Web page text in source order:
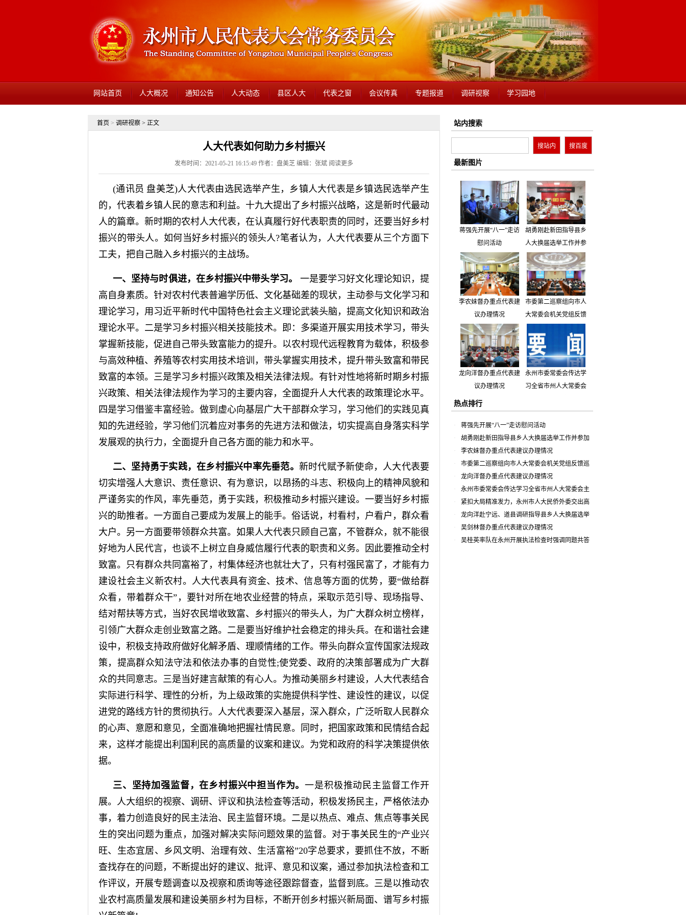
网站首页 人大概况 通知公告 人大动态 县区人大 代表之窗 会议传真 专题报道 调研视察 学习园地
首页 > 调研视察 > 正文
人大代表如何助力乡村振兴
发布时间：2021-05-21 16:15:49 作者：盘美芝 编辑：张斌 阅读更多
(通讯员 盘美芝)人大代表由选民选举产生，乡镇人大代表是乡镇选民选举产生
的，代表着乡镇人民的意志和利益。十九大提出了乡村振兴战略，这是新时代最动
人的篇章。新时期的农村人大代表，在认真履行好代表职责的同时，还要当好乡村
振兴的带头人。如何当好乡村振兴的领头人?笔者认为，人大代表要从三个方面下
工夫，把自己融入乡村振兴的主战场。
一、坚持与时俱进，在乡村振兴中带头学习。
一是要学习好文化理论知识，提
高自身素质。针对农村代表普遍学历低、文化基础差的现状，主动参与文化学习和
理论学习，用习近平新时代中国特色社会主义理论武装头脑，提高文化知识和政治
理论水平。二是学习乡村振兴相关技能技术。即：多渠道开展实用技术学习，带头
掌握新技能，促进自己带头致富能力的提升。以农村现代远程教育为载体，积极参
与高效种植、养殖等农村实用技术培训，带头掌握实用技术，提升带头致富和带民
致富的本领。三是学习乡村振兴政策及相关法律法规。有针对性地将新时期乡村振
兴政策、相关法律法规作为学习的主要内容，全面提升人大代表的政策理论水平。
四是学习借鉴丰富经验。做到虚心向基层广大干部群众学习，学习他们的实践见真
知的先进经验，学习他们沉着应对事务的先进方法和做法，切实提高自身落实科学
发展观的执行力，全面提升自己各方面的能力和水平。
二、坚持勇于实践，在乡村振兴中率先垂范。 新时代赋予新使命，人大代表要
切实增强人大意识、责任意识、有为意识，以昂扬的斗志、积极向上的精神风貌和
严谨务实的作风，率先垂范，勇于实践，积极推动乡村振兴建设。一要当好乡村振
兴的助推者。一方面自己要成为发展上的能手。俗话说，村看村，户看户，群众看
大户。另一方面要带领群众共富。如果人大代表只顾自己富，不管群众，就不能很
好地为人民代言，也谈不上树立自身威信履行代表的职责和义务。因此要推动全村
致富。只有群众共同富裕了，村集体经济也就壮大了，只有村强民富了，才能有力
建设社会主义新农村。人大代表具有资金、技术、信息等方面的优势，要“做给群
众看，带着群众干”，要针对所在地农业经营的特点，采取示范引导、现场指导、
结对帮扶等方式，当好农民增收致富、乡村振兴的带头人，为广大群众树立榜样，
引领广大群众走创业致富之路。二是要当好维护社会稳定的排头兵。在和谐社会建
设中，积极支持政府做好化解矛盾、理顺情绪的工作。带头向群众宣传国家法规政
策，提高群众知法守法和依法办事的自觉性;使党委、政府的决策部署成为广大群
众的共同意志。三是当好建言献策的有心人。为推动美丽乡村建设，人大代表结合
实际进行科学、理性的分析，为上级政策的实施提供科学性、建设性的建议，以促
进党的路线方针的贯彻执行。人大代表要深入基层，深入群众，广泛听取人民群众
的心声、意愿和意见，全面准确地把握社情民意。同时，把国家政策和民情结合起
来，这样才能提出利国利民的高质量的议案和建议。为党和政府的科学决策提供依
据。
三、坚持加强监督，在乡村振兴中担当作为。一是积极推动民主监督工作开
展。人大组织的视察、调研、评议和执法检查等活动，积极发扬民主，严格依法办
事，着力创造良好的民主法治、民主监督环境。二是以热点、难点、焦点等事关民
生的突出问题为重点，加强对解决实际问题效果的监督。对于事关民生的“产业兴
旺、生态宜居、乡风文明、治理有效、生活富裕”20字总要求，要抓住不放，不断
查找存在的问题，不断提出好的建议、批评、意见和议案，通过参加执法检查和工
作评议，开展专题调查以及视察和质询等途径跟踪督查，监督到底。三是以推动农
业农村高质量发展和建设美丽乡村为目标，不断开创乡村振兴新局面、谱写乡村振
站内搜索
最新图片
蒋强先开展“八一”走访
慰问活动
胡勇刚赴新田指导县乡
人大换届选举工作并参
加市人大代表小组主题
活动
李农妹督办重点代表建
议办理情况
市委第二巡察组向市人
大常委会机关党组反馈
龙向洋督办重点代表建
议办理情况
永州市委常委会传达学
习全省市州人大常委会
关精神 专题听取省人
大常委会执法检查组到
永州开展大气污染防治
相关法律法规执法检查
情况汇报
热点排行
蒋强先开展“八一”走访慰问活动
胡勇刚赴新田指导县乡人大换届选举工作并参加
市人大代表小组主题活动
李农妹督办重点代表建议办理情况
市委第二巡察组向市人大常委会机关党组反馈巡
察情况
龙向洋督办重点代表建议办理情况
永州市委常委会传达学习全省市州人大常委会主
要负责同志座谈会有关精神 专题听取省人大常委会
执法检查组到永州开展大气污染防治相关法律法规
执法检查情况汇报
紧扣大局精准发力，永州市人大民侨外委交出高
质量履职答卷
龙向洋赴宁远、道县调研指导县乡人大换届选举
并督导安全生产工作
吴剑林督办重点代表建议办理情况
吴桂英率队在永州开展执法检查时强调同题共答